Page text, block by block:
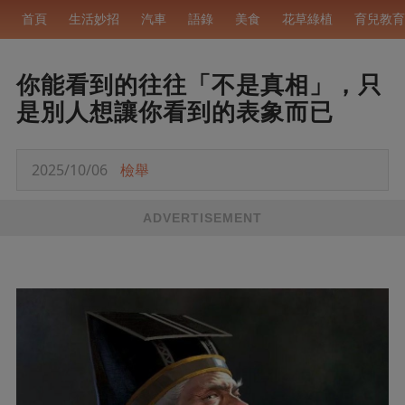
首頁 生活妙招 汽車 語錄 美食 花草綠植 育兒教育
你能看到的往往「不是真相」，只
是別人想讓你看到的表象而已
2025/10/06 檢舉
ADVERTISEMENT